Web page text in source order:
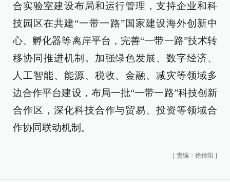
合实验室建设布局和运行管理，支持企业和科
技园区在共建“一带一路”国家建设海外创新中
心、孵化器等离岸平台，完善“一带一路”技术转
移协同推进机制。加强绿色发展、数字经济、
人工智能、能源、税收、金融、减灾等领域多
边合作平台建设，布局一批“一带一路”科技创新
合作区，深化科技合作与贸易、投资等领域合
作协同联动机制。
[ 责编：徐倩阳 ]